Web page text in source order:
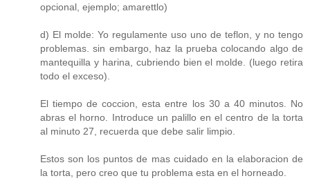
opcional, ejemplo; amarettlo)
d) El molde: Yo regulamente uso uno de teflon, y no tengo
problemas. sin embargo, haz la prueba colocando algo de
mantequilla y harina, cubriendo bien el molde. (luego retira
todo el exceso).
El tiempo de coccion, esta entre los 30 a 40 minutos. No
abras el horno. Introduce un palillo en el centro de la torta
al minuto 27, recuerda que debe salir limpio.
Estos son los puntos de mas cuidado en la elaboracion de
la torta, pero creo que tu problema esta en el horneado.